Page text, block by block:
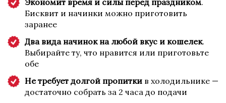
Бисквит и начинки можно приготовить
заранее
Два вида начинок на любой вкус и кошелек.
Выбирайте ту, что нравится или приготовьте
обе
Не требует долгой пропитки в холодильнике —
достаточно собрать за 2 часа до подачи